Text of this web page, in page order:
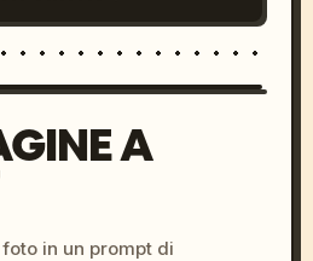
colors, 8k --v 6.0
A
in un prompt di